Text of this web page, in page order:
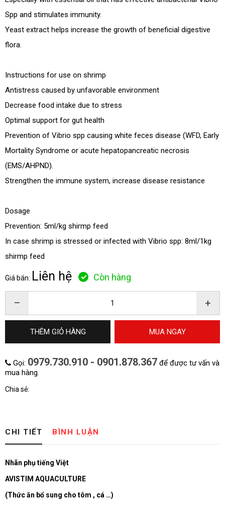
Spp and stimulates immunity.
Yeast extract helps increase the growth of beneficial digestive
flora.
Instructions for use on shrimp
Antistress caused by unfavorable environment
Decrease food intake due to stress
Optimal support for gut health
Prevention of Vibrio spp causing white feces disease (WFD, Early
Mortality Syndrome or acute hepatopancreatic necrosis
(EMS/AHPND).
Strengthen the immune system, increase disease resistance
Dosage
Prevention: 5ml/kg shirmp feed
In case shrimp is stressed or infected with Vibrio spp: 8ml/1kg
shirmp feed
Giá bán: Liên hệ Còn hàng
– +
THÊM GIỎ HÀNG MUA NGAY
Gọi: 0979.730.910 - 0901.878.367 để được tư vấn và
mua hàng.
Chia sẻ:
CHI TIẾT BÌNH LUẬN
Nhãn phụ tiếng Việt
AVISTIM AQUACULTURE
(Thức ăn bổ sung cho tôm , cá …)